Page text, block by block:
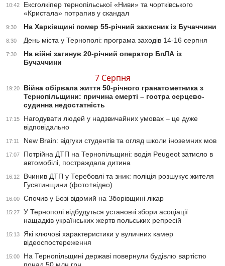
10:42
Ексголкіпер тернопільської «Ниви» та чортківського
«Кристала» потрапив у скандал
9:30 На Харківщині помер 55-річний захисник із Бучаччини
8:30 День міста у Тернополі: програма заходів 14-16 серпня
7:30
На війні загинув 20-річний оператор БпЛА із
Бучаччини
7 Серпня
19:20
Війна обірвала життя 50-річного гранатометника з
Тернопільщини: причина смерті – гостра серцево-
судинна недостатність
17:15
Нагодувати людей у надзвичайних умовах – це дуже
відповідально
17:11 New Brain: відгуки студентів та огляд школи іноземних мов
17:07
Потрійна ДТП на Тернопільщині: водія Peugeot затисло в
автомобілі, постраждала дитина
16:12
Вчинив ДТП у Теребовлі та зник: поліція розшукує жителя
Гусятинщини (фото+відео)
16:00 Спочив у Бозі відомий на Зборівщині лікар
15:27
У Тернополі відбудуться установчі збори асоціації
нащадків українських жертв польських репресій
15:13
Які ключові характеристики у вуличних камер
відеоспостереження
15:00
На Тернопільщині державі повернули будівлю вартістю